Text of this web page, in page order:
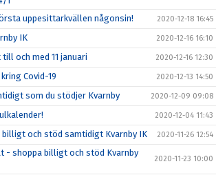
uppesittarkvällen någonsin!
2020-12-18 16:45
IK 2020-12-16 16:10
och med 11 januari 2020-12-16 12:30
Covid-19 2020-12-13 14:50
som du stödjer Kvarnby 2020-12-09 09:08
2020-12-04 11:43
billigt och stöd samtidigt Kvarnby IK 2020-11-26 12:54
- shoppa billigt och stöd Kvarnby
2020-11-23 10:00